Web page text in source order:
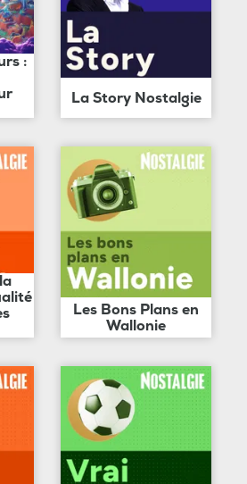
:
La Story Nostalgie
Les Bons Plans en
Wallonie